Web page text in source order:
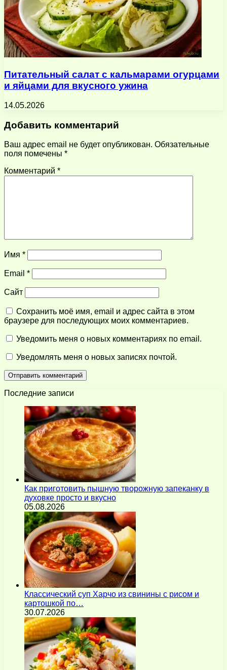
Питательный салат с кальмарами огурцами
и яйцами для вкусного ужина
14.05.2026
Добавить комментарий
Ваш адрес email не будет опубликован. Обязательные
поля помечены *
Комментарий *
Имя *
Email *
Сайт
Сохранить моё имя, email и адрес сайта в этом
браузере для последующих моих комментариев.
Уведомить меня о новых комментариях по email.
Уведомлять меня о новых записях почтой.
Последние записи
Как приготовить пышную творожную запеканку в
духовке просто и вкусно
05.08.2026
Классический суп Харчо из свинины с рисом и
картошкой по…
30.07.2026